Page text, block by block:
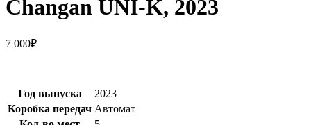
Changan UNI-K, 2023
7 000₽
Год выпуска
2023
Коробка передач Автомат